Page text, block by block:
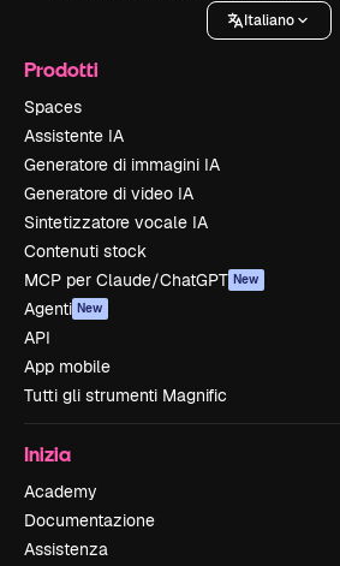
Italiano
Prodotti
Spaces
Assistente IA
Generatore di immagini IA
Generatore di video IA
Sintetizzatore vocale IA
Contenuti stock
MCP per Claude/ChatGPT New
Agenti New
API
App mobile
Tutti gli strumenti Magnific
Inizia
Academy
Documentazione
Assistenza